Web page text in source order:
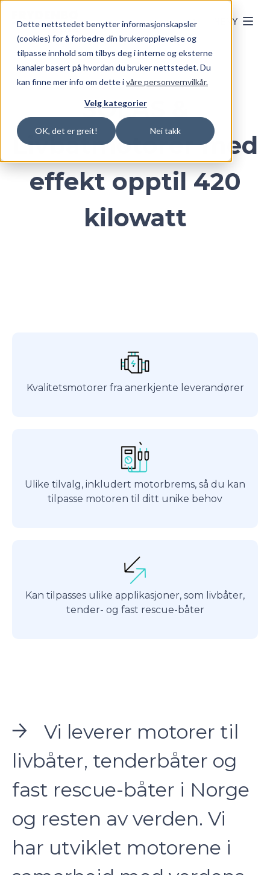
Dette nettstedet benytter informasjonskapsler
(cookies) for å forbedre din brukeropplevelse og
tilpasse innhold som tilbys deg i interne og eksterne
kanaler basert på hvordan du bruker nettstedet. Du
kan finne mer info om dette ivåre personvernvilkår.
Velg kategorier
OK, det er greit! Nei takk
MENY
SOLAS &
Livbåtmotorer med
effekt opptil 420
kilowatt
Kvalitetsmotorer fra anerkjente leverandører
Ulike tilvalg, inkludert motorbrems, så du kan
tilpasse motoren til ditt unike behov
Kan tilpasses ulike applikasjoner, som livbåter,
tender- og fast rescue-båter
Vi leverer motorer til
livbåter, tenderbåter og
fast rescue-båter i Norge
og resten av verden. Vi
har utviklet motorene i